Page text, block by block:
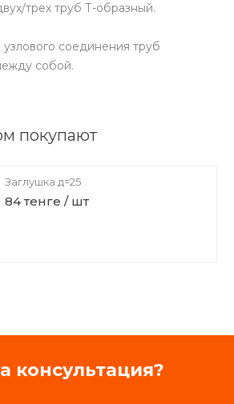
трех труб Т-образный.
соединения труб
собой.
покупают
Заглушка д=25
84 тенге / шт
консультация?